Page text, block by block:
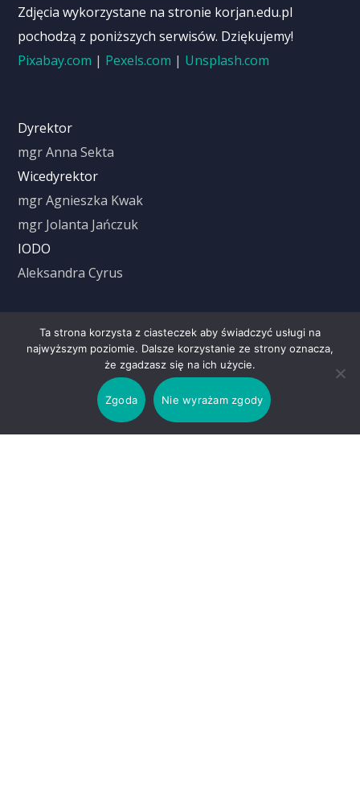
Zdjęcia wykorzystane na stronie korjan.edu.pl
pochodzą z poniższych serwisów. Dziękujemy!
Pixabay.com | Pexels.com | Unsplash.com
Dyrektor
mgr Anna Sekta
Wicedyrektor
mgr Agnieszka Kwak
mgr Jolanta Jańczuk
IODO
Aleksandra Cyrus
Czas trwania lekcji
1 Lekcja: 8.00 – 8.45
2 Lekcja: 8.55 – 9.40
Ta strona korzysta z ciasteczek aby świadczyć usługi na
najwyższym poziomie. Dalsze korzystanie ze strony oznacza,
że zgadzasz się na ich użycie.
Zgoda Nie wyrażam zgody